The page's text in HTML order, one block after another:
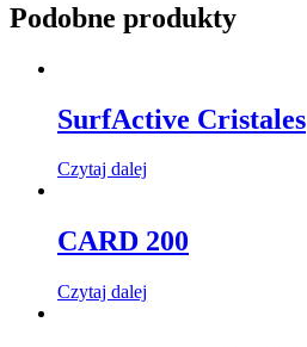
Podobne produkty
SurfActive Cristales
Czytaj dalej
CARD 200
Czytaj dalej